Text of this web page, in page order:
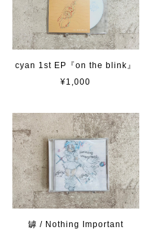
cyan 1st EP『on the blink』
¥1,000
罅 / Nothing Important